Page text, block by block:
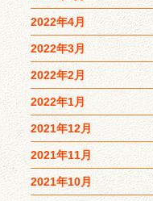
2022年4月
2022年3月
2022年2月
2022年1月
2021年12月
2021年11月
2021年10月